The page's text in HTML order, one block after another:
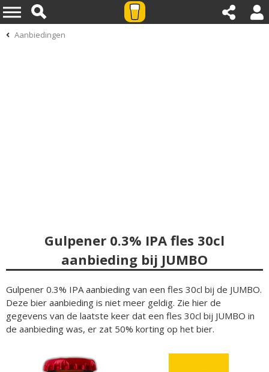
Aanbiedingen
Gulpener 0.3% IPA fles 30cl
aanbieding bij JUMBO
Gulpener 0.3% IPA aanbieding van een fles 30cl bij de JUMBO.
Deze bier aanbieding is niet meer geldig. Zie hier de
gegevens van de laatste keer dat een fles 30cl bij JUMBO in
de aanbieding was, er zat 50% korting op het bier.